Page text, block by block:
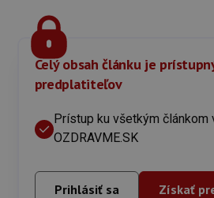
Celý obsah článku je
predplatiteľov
Prístup ku všetkým článkom
OZDRAVME.SK
Prihlásiť sa Získať